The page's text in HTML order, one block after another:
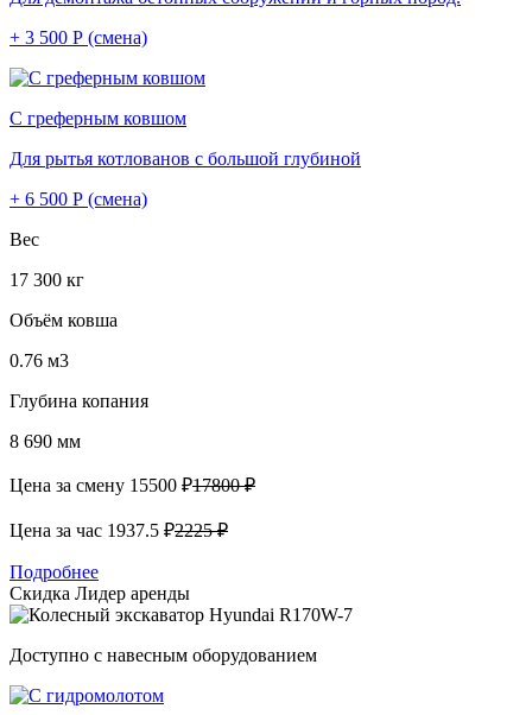
+ 3 500 Р (смена)
С греферным ковшом
Для рытья котлованов с большой глубиной
+ 6 500 Р (смена)
Вес
17 300 кг
Объём ковша
0.76 м3
Глубина копания
8 690 мм
Цена за смену 15500 ₽17800 ₽
Цена за час 1937.5 ₽2225 ₽
Подробнее
Скидка Лидер аренды
Доступно с навесным оборудованием